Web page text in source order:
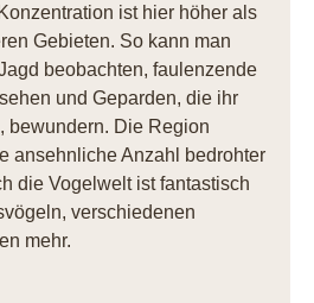
ist hier höher als
Gebieten. So kann man
beobachten, faulenzende
und Geparden, die ihr
bewundern. Die Region
ansehnliche Anzahl bedrohter
die Vogelwelt ist fantastisch
verschiedenen
mehr.